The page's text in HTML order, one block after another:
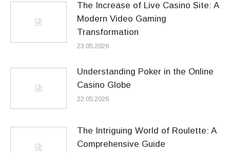
The Increase of Live Casino Site: A
Modern Video Gaming
Transformation
23.05.2026
Understanding Poker in the Online
Casino Globe
22.05.2026
The Intriguing World of Roulette: A
Comprehensive Guide